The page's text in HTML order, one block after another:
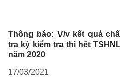
Thông báo: V/v kết quả
tra kỳ kiểm tra thi hết
năm 2020
17/03/2021